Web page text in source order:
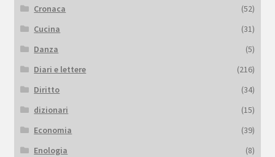
Cronaca
(52)
Cucina
(31)
Danza
(5)
Diari e lettere
(216)
Diritto
(34)
dizionari
(15)
Economia
(39)
Enologia
(8)